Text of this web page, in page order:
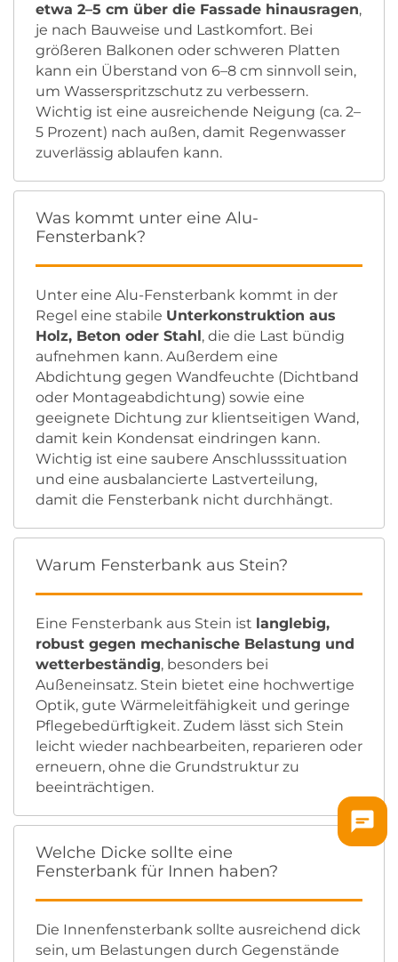
etwa 2–5 cm über die Fassade hinausragen,
je nach Bauweise und Lastkomfort. Bei
größeren Balkonen oder schweren Platten
kann ein Überstand von 6–8 cm sinnvoll sein,
um Wasserspritzschutz zu verbessern.
Wichtig ist eine ausreichende Neigung (ca. 2–
5 Prozent) nach außen, damit Regenwasser
zuverlässig ablaufen kann.
Was kommt unter eine Alu-
Fensterbank?
Unter eine Alu-Fensterbank kommt in der
Regel eine stabile Unterkonstruktion aus
Holz, Beton oder Stahl, die die Last bündig
aufnehmen kann. Außerdem eine
Abdichtung gegen Wandfeuchte (Dichtband
oder Montageabdichtung) sowie eine
geeignete Dichtung zur klientseitigen Wand,
damit kein Kondensat eindringen kann.
Wichtig ist eine saubere Anschlusssituation
und eine ausbalancierte Lastverteilung,
damit die Fensterbank nicht durchhängt.
Warum Fensterbank aus Stein?
Eine Fensterbank aus Stein ist langlebig,
robust gegen mechanische Belastung und
wetterbeständig, besonders bei
Außeneinsatz. Stein bietet eine hochwertige
Optik, gute Wärmeleitfähigkeit und geringe
Pflegebedürftigkeit. Zudem lässt sich Stein
leicht wieder nachbearbeiten, reparieren oder
erneuern, ohne die Grundstruktur zu
beeinträchtigen.
Welche Dicke sollte eine
Fensterbank für Innen haben?
Die Innenfensterbank sollte ausreichend dick
sein, um Belastungen durch Gegenstände